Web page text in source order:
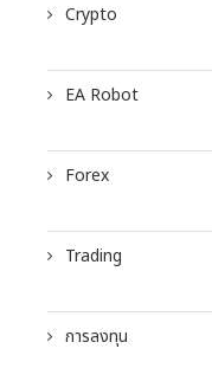
Crypto
EA Robot
Forex
Trading
การลงทุน